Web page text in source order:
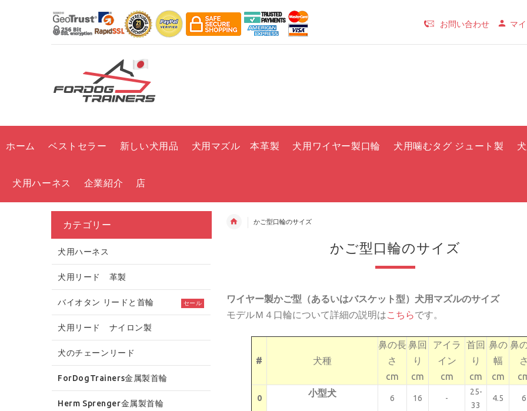
お問い合わせ マ
ホーム ベストセラー 新しい犬用品 犬用マズル 本革製 犬用ワイヤー製口輪 犬用噛むタグ ジュート製
犬用ハーネス 企業紹介 店
かご型口輪のサイズ
かご型口輪のサイズ
ワイヤー製かご型（あるいはバスケット型）犬用マズルのサイズ
モデルＭ４口輪について詳細の説明はこちらです。
# 犬種
鼻の長
さ
cm
鼻回
り
cm
アイラ
イン
cm
首回
り
cm
鼻の
幅
cm
鼻
さ
0 小型犬 6 16 -
25-
33
4.5 6
カテゴリー
犬用ハーネス
犬用リード 革製
バイオタン リードと首輪 セール
犬用リード ナイロン製
犬のチェーンリード
ForDogTrainers金属製首輪
Herm Sprenger金属製首輪